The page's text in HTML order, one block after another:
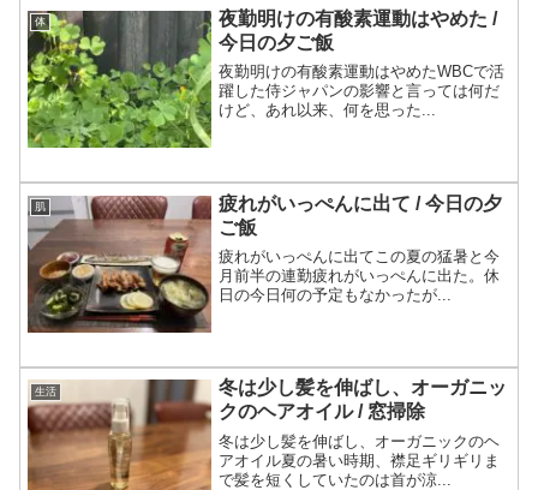
体
夜勤明けの有酸素運動はやめた /
今日の夕ご飯
夜勤明けの有酸素運動はやめたWBCで活
躍した侍ジャパンの影響と言っては何だ
けど、あれ以来、何を思った...
肌
疲れがいっぺんに出て / 今日の夕
ご飯
疲れがいっぺんに出てこの夏の猛暑と今
月前半の連勤疲れがいっぺんに出た。休
日の今日何の予定もなかったが...
生活
冬は少し髪を伸ばし、オーガニッ
クのヘアオイル / 窓掃除
冬は少し髪を伸ばし、オーガニックのヘ
アオイル夏の暑い時期、襟足ギリギリま
で髪を短くしていたのは首が涼...